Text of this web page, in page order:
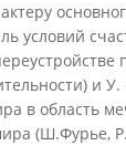
условий
и
в область
(Ш.Фурье,